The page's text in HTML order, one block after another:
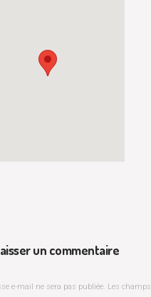
un commentaire
e-mail ne sera pas publiée. Les champs